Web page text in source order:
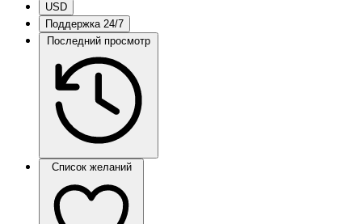
USD
Поддержка 24/7
Последний просмотр
Список желаний